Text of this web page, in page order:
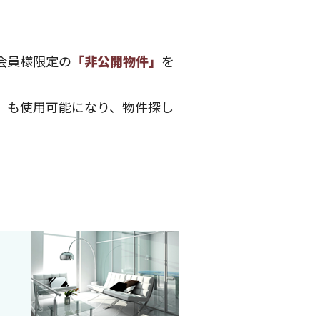
員様限定の 「非公開物件」 を
も使用可能になり、物件探し